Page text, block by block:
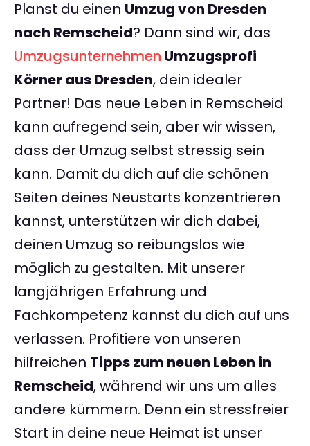
Planst du einen Umzug von Dresden
nach Remscheid? Dann sind wir, das
Umzugsunternehmen Umzugsprofi
Körner aus Dresden, dein idealer
Partner! Das neue Leben in Remscheid
kann aufregend sein, aber wir wissen,
dass der Umzug selbst stressig sein
kann. Damit du dich auf die schönen
Seiten deines Neustarts konzentrieren
kannst, unterstützen wir dich dabei,
deinen Umzug so reibungslos wie
möglich zu gestalten. Mit unserer
langjährigen Erfahrung und
Fachkompetenz kannst du dich auf uns
verlassen. Profitiere von unseren
hilfreichen Tipps zum neuen Leben in
Remscheid, während wir uns um alles
andere kümmern. Denn ein stressfreier
Start in deine neue Heimat ist unser